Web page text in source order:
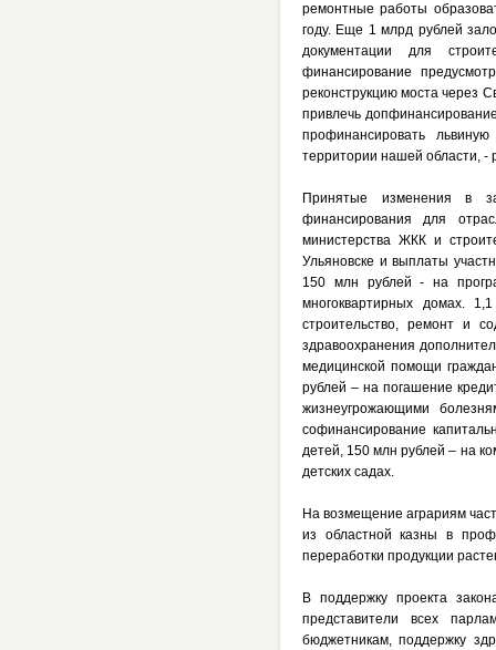
ремонтные работы
году. Еще 1 млрд рублей
документации для
финансирование
реконструкцию моста через
привлечь
профинансировать
территории нашей области, -
Принятые изменения в
финансирования для
министерства ЖКК и
Ульяновске и выплаты
150 млн рублей - на
многоквартирных домах.
строительство, ремонт и
здравоохранения
медицинской помощи
рублей – на погашение
жизнеугрожающими
софинансирование
детей, 150 млн рублей – на
детских садах.
На возмещение аграриям
из областной казны в
переработки продукции
В поддержку проекта
представители всех
бюджетникам, поддержку